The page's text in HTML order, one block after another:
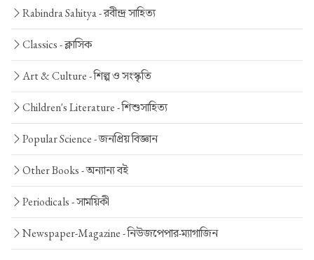
Rabindra Sahitya -রবীন্দ্র সাহিত্য
Classics -ক্লাসিক
Art & Culture -শিল্প ও সংস্কৃতি
Children's Literature -শিশুসাহিত্য
Popular Science -জনপ্রিয় বিজ্ঞান
Other Books -অন্যান্য বই
Periodicals -সাময়িকী
Newspaper-Magazine -নিউজপেপার-ম্যাগাজিন